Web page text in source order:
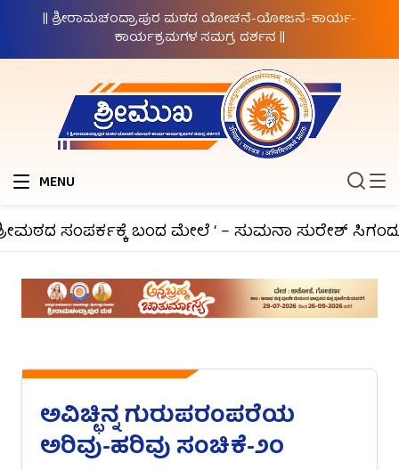
|| ಶ್ರೀರಾಮಚಂದ್ರಾಪುರ ಮಠದ ಯೋಚನೆ-ಯೋಜನೆ-ಕಾರ್ಯ-
ಕಾರ್ಯಕ್ರಮಗಳ ಸಮಗ್ರ ದರ್ಶನ ||
MENU
ಸಂಪರ್ಕಕ್ಕೆ ಬಂದ ಮೇಲೆ ‘ – ಸುಮನಾ ಸುರೇಶ್
ಅವಿಚ್ಛಿನ್ನ ಗುರುಪರಂಪರೆಯ
ಅರಿವು-ಹರಿವು ಸಂಚಿಕೆ-೨೦